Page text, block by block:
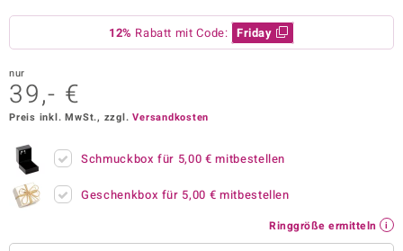
Paraíso
Collection
BY DE MELO
12% Rabatt mit Code: Friday
nur
39,- €
Preis inkl. MwSt., zzgl.Versandkosten
Schmuckbox für 5,00 € mitbestellen
Geschenkbox für 5,00 € mitbestellen
Ringgröße ermitteln